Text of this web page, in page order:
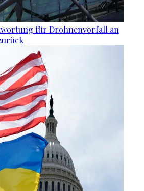
für Drohnenvorfall an